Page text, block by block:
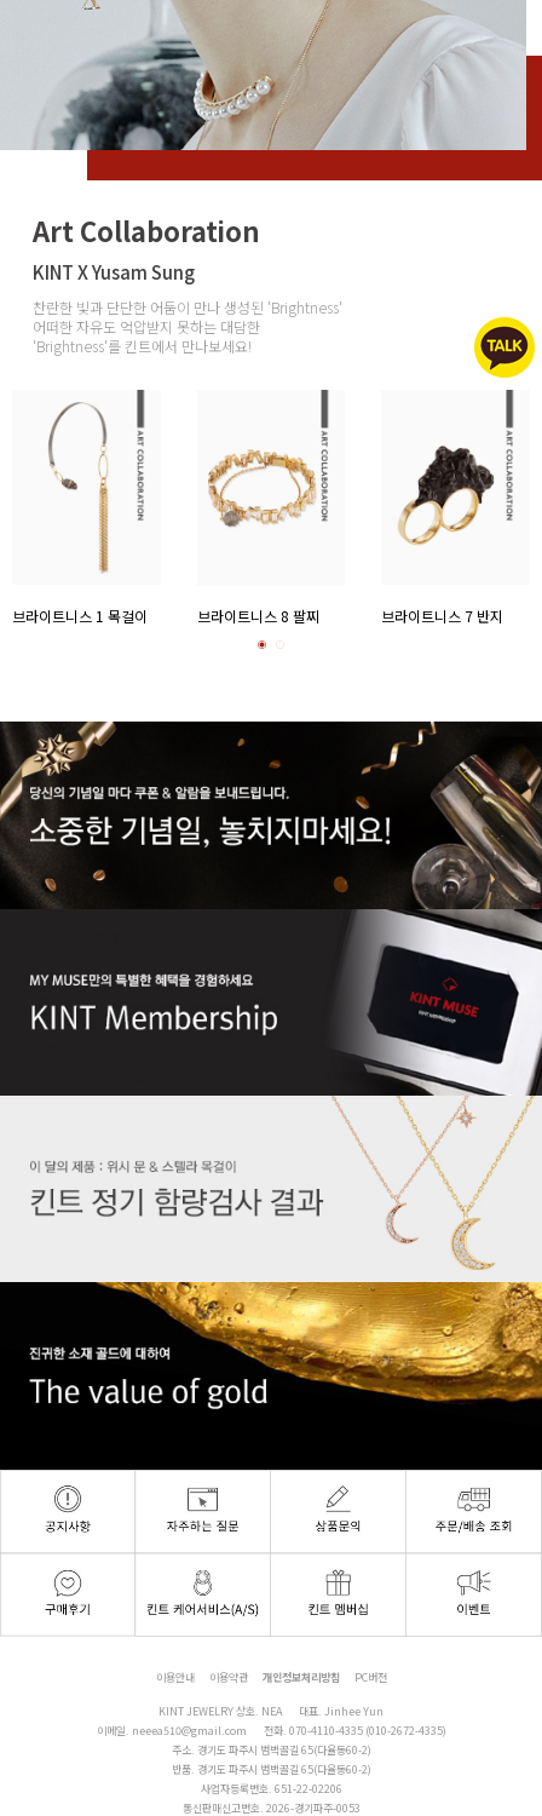
Art Collaboration
KINT X Yusam Sung
찬란한 빛과 단단한 어둠이 만나 생성된 'Brightness'
어떠한 자유도 억압받지 못하는 대담한
'Brightness'를 킨트에서 만나보세요!
브라이트니스 1 목걸이 브라이트니스 8 팔찌 브라이트니스 7 반지
이용안내 이용약관 개인정보처리방침 PC버전
KINT JEWELRY 상호. NEA
대표. Jinhee Yun
이메일. neeea510@gmail.com 전화. 070-4110-4335 (010-2672-4335)
주소. 경기도 파주시 범벅골길 65(다율동60-2)
반품. 경기도 파주시 범벅골길 65(다율동60-2)
사업자등록번호. 651-22-02206
통신판매신고번호. 2026-경기파주-0053